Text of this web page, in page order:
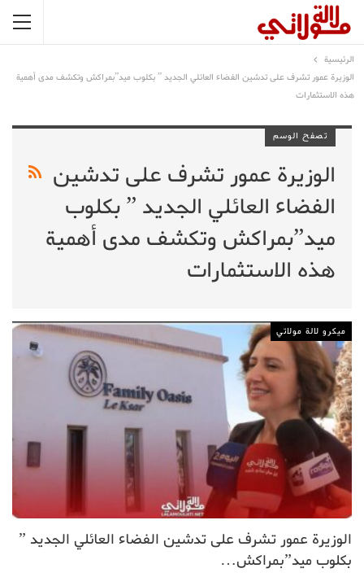
الرئيسية
الوزيرة عمور تشرف على تدشين الفضاء العائلي الجديد ” بكلوب ميد”بمراكش وتكشف مدى أهمية
هذه الاستثمارات
تصفح الوسم
الوزيرة عمور تشرف على تدشين
الفضاء العائلي الجديد ” بكلوب
ميد”بمراكش وتكشف مدى أهمية
هذه الاستثمارات
ميكرو لالة مولاتي
الوزيرة عمور تشرف على تدشين الفضاء العائلي الجديد ”
بكلوب ميد”بمراكش…